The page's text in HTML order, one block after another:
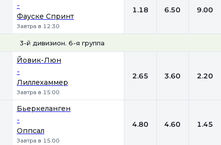
-
Фауске Спринт
Завтра в 12:30
1.18 6.50 9.00
3-й дивизион. 6-я группа
Йовик-Люн
-
Лиллехаммер
Завтра в 15:00
2.65 3.60 2.20
Бьеркеланген
-
Оппсал
Завтра в 15:00
4.80 4.60 1.45